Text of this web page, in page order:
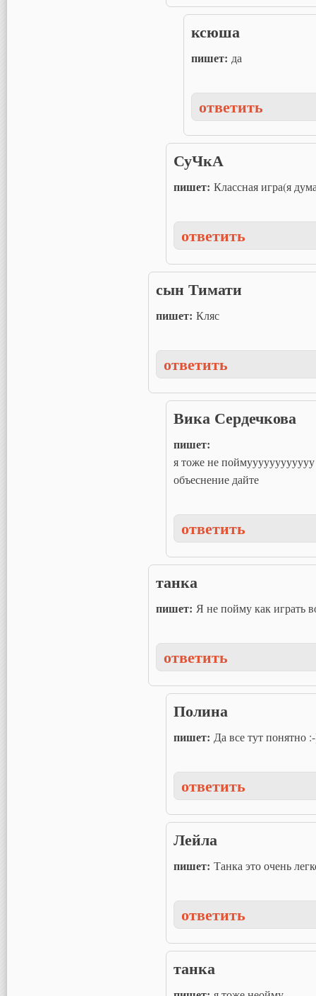
ксюша
пишет: да
ответить
СуЧкА
пишет: Классная игра(я
ответить
сын Тимати
пишет: Кляс
ответить
Вика Сердечкова
пишет:
я тоже не поймуууууууууууу
объеснение дайте
ответить
танка
пишет: Я не пойму как играть
ответить
Полина
пишет: Да все тут понятно
ответить
Лейла
пишет: Танка это очень
ответить
танка